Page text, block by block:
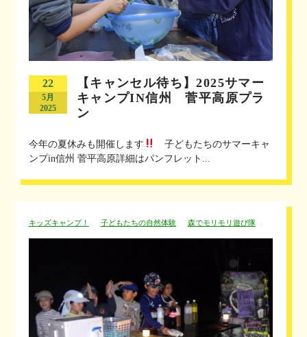
22
5月
2025
【キャンセル待ち】2025サマー
キャンプIN信州 菅平高原プラ
ン
今年の夏休みも開催します
子どもたちのサマーキャ
ンプin信州 菅平高原詳細はパンフレット...
キッズキャンプ！ 子どもたちの自然体験 森でモリモリ遊び隊